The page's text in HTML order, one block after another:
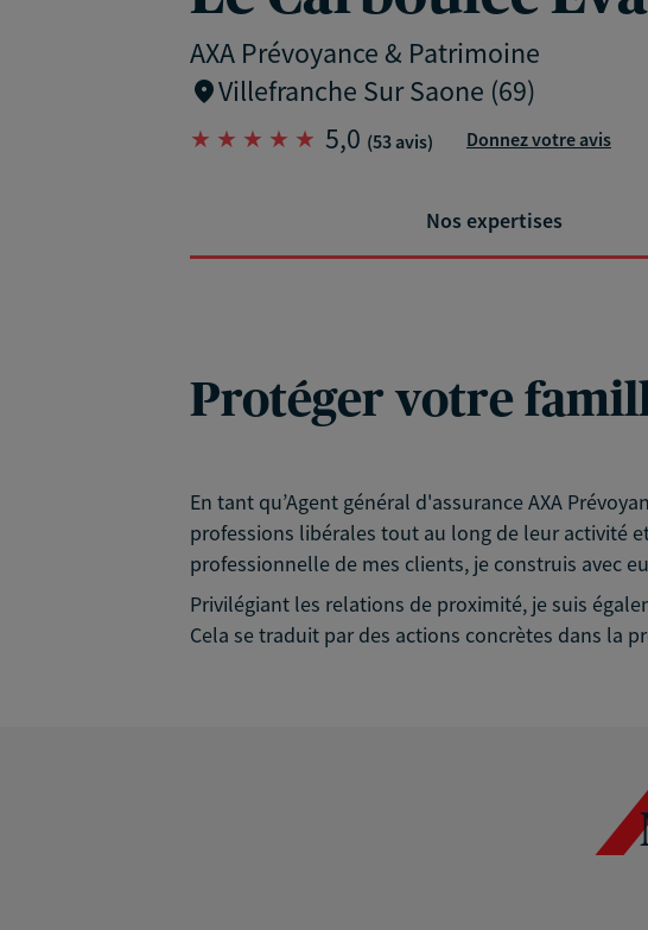
AXA Prévoyance & Patrimoine
Villefranche Sur Saone (69)
5,0 (53 avis) Donnez votre avis
Nos expertises
Protéger votre
En tant qu’Agent général d'assurance AXA
professions libérales tout au long de leur activité
professionnelle de mes clients, je construis avec
Privilégiant les relations de proximité, je suis
Cela se traduit par des actions concrètes dans la